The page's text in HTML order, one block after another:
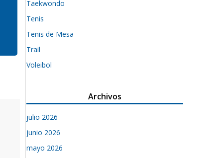
Taekwondo
Tenis
Tenis de Mesa
Trail
Voleibol
Archivos
julio 2026
junio 2026
mayo 2026